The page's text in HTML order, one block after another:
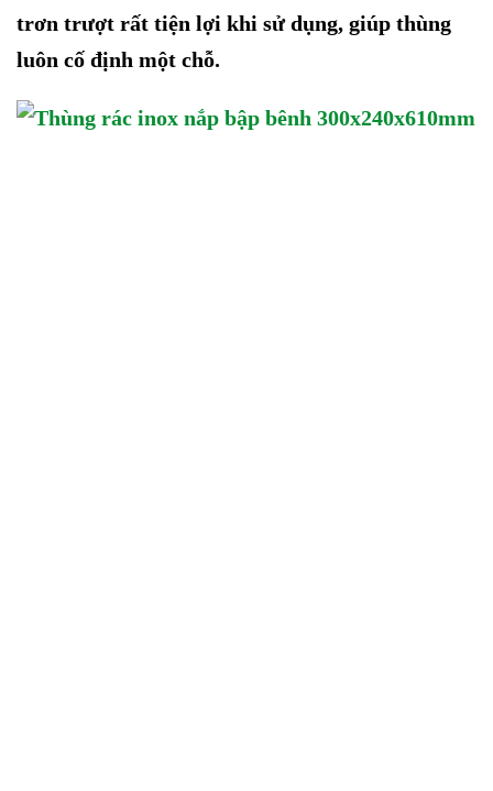
trơn trượt rất tiện lợi khi sử dụng, giúp thùng
luôn cố định một chỗ.